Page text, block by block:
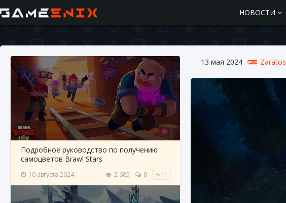
НОВОСТИ
Подробное руководство по получению
самоцветов Brawl Stars
10 августа 2024 2 685 0 1
13 мая 2024 Zaratos